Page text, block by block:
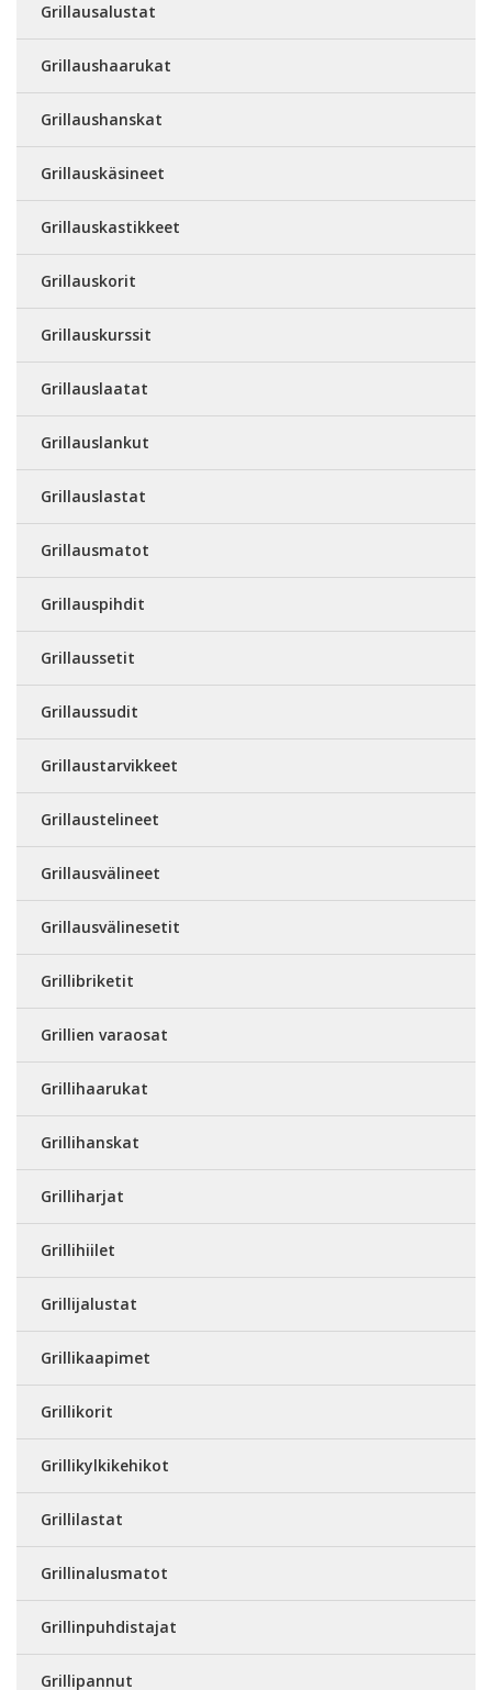
Grillausalustat
Grillaushaarukat
Grillaushanskat
Grillauskäsineet
Grillauskastikkeet
Grillauskorit
Grillauskurssit
Grillauslaatat
Grillauslankut
Grillauslastat
Grillausmatot
Grillauspihdit
Grillaussetit
Grillaussudit
Grillaustarvikkeet
Grillaustelineet
Grillausvälineet
Grillausvälinesetit
Grillibriketit
Grillien varaosat
Grillihaarukat
Grillihanskat
Grilliharjat
Grillihiilet
Grillijalustat
Grillikaapimet
Grillikorit
Grillikylkikehikot
Grillilastat
Grillinalusmatot
Grillinpuhdistajat
Grillipannut